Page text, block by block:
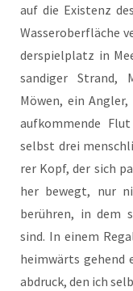
auf die Exis­tenz
Was­ser­ober­flä­che
der­spiel­platz in
san­di­ger Strand,
Möwen, ein
auf­kom­men­de
selbst drei
rer Kopf, der sich
her bewegt, nur
berüh­ren, in dem
sind. In einem
heim­wärts gehend
ab­druck, den ich